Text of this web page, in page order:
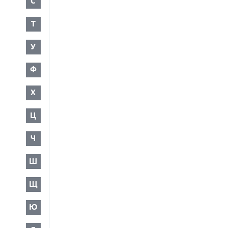
Т
У
Ф
Х
Ц
Ч
Ш
Щ
Ю